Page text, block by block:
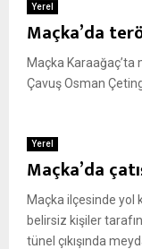
Yerel
Maçka’da
Maçka Karaağaç’ta
Çavuş Osman
Yerel
Maçka’da
Maçka ilçesinde yol
belirsiz kişiler
tünel çıkışında